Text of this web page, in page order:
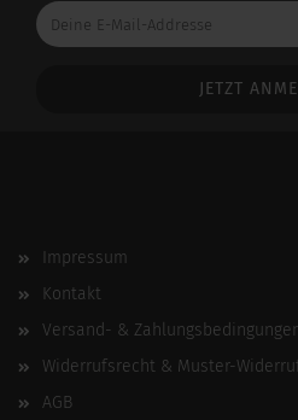
Deine
E-
Impressum
Kontakt
Versand- &
Widerrufsrecht & Muster-
AGB